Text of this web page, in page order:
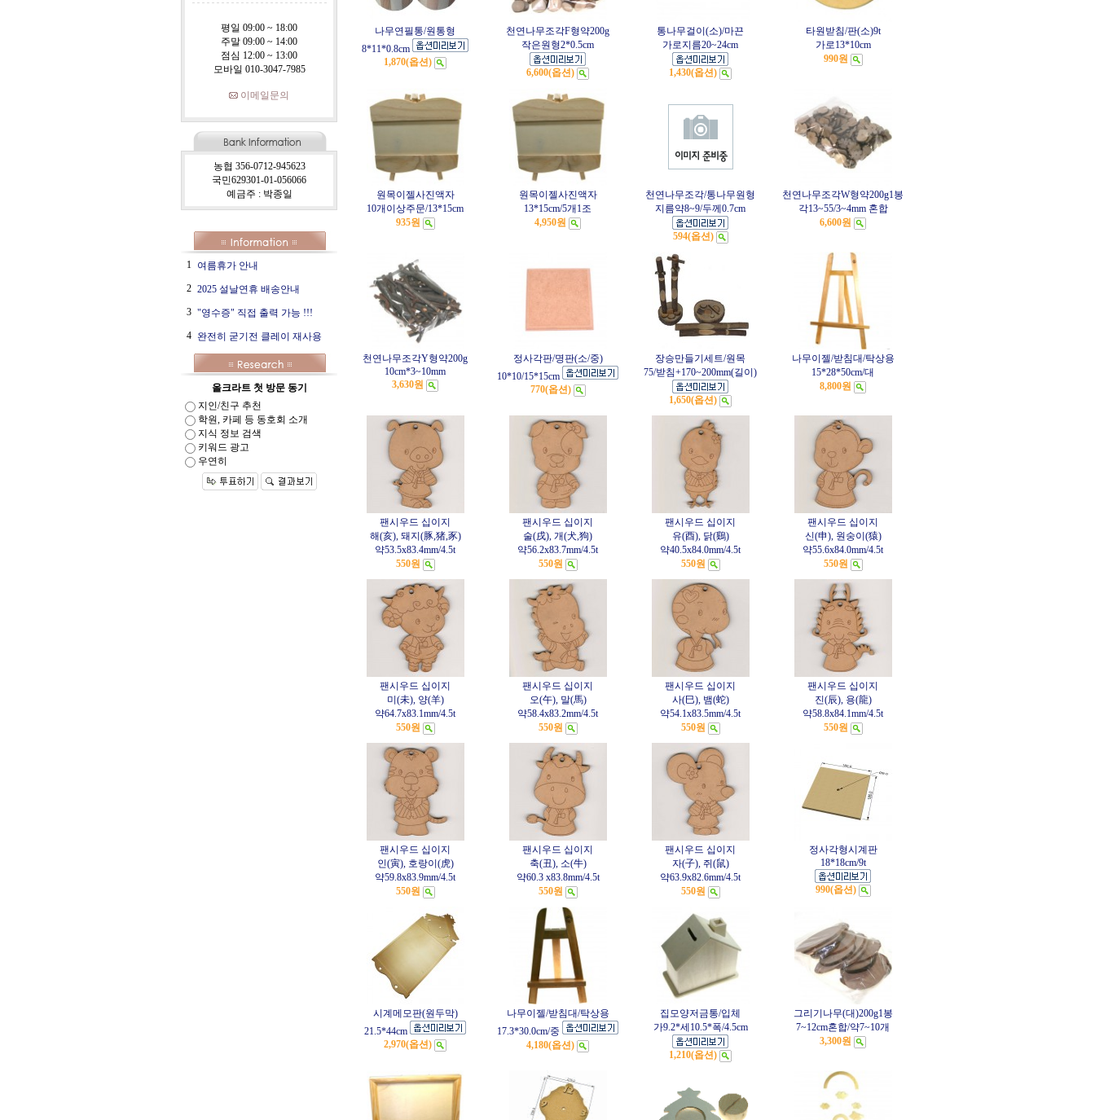
평일 09:00 ~ 18:00
주말 09:00 ~ 14:00
점심 12:00 ~ 13:00
모바일 010-3047-7985
이메일문의
농협 356-0712-945623
국민629301-01-056066
예금주 : 박종일
1 여름휴가 안내
2 2025 설날연휴 배송안내
3 "영수증" 직접 출력 가능 !!!
4 완전히 굳기전 클레이 재사용
올크라트 첫 방문 동기
지인/친구 추천
학원, 카페 등 동호회 소개
지식 정보 검색
키워드 광고
우연히
나무연필통/원통형
8*11*0.8cm
1,870(옵션)
천연나무조각F형약200g
작은원형2*0.5cm
6,600(옵션)
통나무걸이(소)/마끈
가로지름20~24cm
1,430(옵션)
타원받침/판(소)9t
가로13*10cm
990원
원목이젤사진액자
10개이상주문/13*15cm
935원
원목이젤사진액자
13*15cm/5개1조
4,950원
천연나무조각/통나무원형
지름약8~9/두께0.7cm
594(옵션)
천연나무조각W형약200g1봉
각13~55/3~4mm 혼합
6,600원
천연나무조각Y형약200g
10cm*3~10mm
3,630원
정사각판/명판(소/중)
10*10/15*15cm
770(옵션)
장승만들기세트/원목
75/받침+170~200mm(길이)
1,650(옵션)
나무이젤/받침대/탁상용
15*28*50cm/대
8,800원
팬시우드 십이지
해(亥), 돼지(豚,猪,豕)
약53.5x83.4mm/4.5t
550원
팬시우드 십이지
술(戌), 개(犬,狗)
약56.2x83.7mm/4.5t
550원
팬시우드 십이지
유(酉), 닭(鷄)
약40.5x84.0mm/4.5t
550원
팬시우드 십이지
신(申), 원숭이(猿)
약55.6x84.0mm/4.5t
550원
팬시우드 십이지
미(未), 양(羊)
약64.7x83.1mm/4.5t
550원
팬시우드 십이지
오(午), 말(馬)
약58.4x83.2mm/4.5t
550원
팬시우드 십이지
사(巳), 뱀(蛇)
약54.1x83.5mm/4.5t
550원
팬시우드 십이지
진(辰), 용(龍)
약58.8x84.1mm/4.5t
550원
팬시우드 십이지
인(寅), 호랑이(虎)
약59.8x83.9mm/4.5t
550원
팬시우드 십이지
축(丑), 소(牛)
약60.3 x83.8mm/4.5t
550원
팬시우드 십이지
자(子), 쥐(鼠)
약63.9x82.6mm/4.5t
550원
정사각형시계판
18*18cm/9t
990(옵션)
시계메모판(원두막)
21.5*44cm
2,970(옵션)
나무이젤/받침대/탁상용
17.3*30.0cm/중
4,180(옵션)
집모양저금통/입체
가9.2*세10.5*폭/4.5cm
1,210(옵션)
그리기나무(대)200g1봉
7~12cm혼합/약7~10개
3,300원